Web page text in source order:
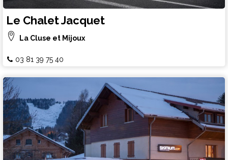
Le Chalet Jacquet
La Cluse et Mijoux
03 81 39 75 40